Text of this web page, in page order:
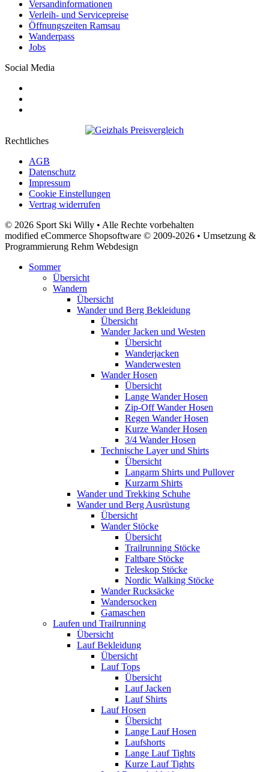
Versandinformationen
Verleih- und Servicepreise
Öffnungszeiten Ramsau
Wanderpass
Jobs
Social Media
Rechtliches
AGB
Datenschutz
Impressum
Cookie Einstellungen
Vertrag widerrufen
© 2026 Sport Ski Willy • Alle Rechte vorbehalten
modified eCommerce Shopsoftware © 2009-2026 • Umsetzung &
Programmierung Rehm Webdesign
Sommer
Übersicht
Wandern
Übersicht
Wander und Berg Bekleidung
Übersicht
Wander Jacken und Westen
Übersicht
Wanderjacken
Wanderwesten
Wander Hosen
Übersicht
Lange Wander Hosen
Zip-Off Wander Hosen
Regen Wander Hosen
Kurze Wander Hosen
3/4 Wander Hosen
Technische Layer und Shirts
Übersicht
Langarm Shirts und Pullover
Kurzarm Shirts
Wander und Trekking Schuhe
Wander und Berg Ausrüstung
Übersicht
Wander Stöcke
Übersicht
Trailrunning Stöcke
Faltbare Stöcke
Teleskop Stöcke
Nordic Walking Stöcke
Wander Rucksäcke
Wandersocken
Gamaschen
Laufen und Trailrunning
Übersicht
Lauf Bekleidung
Übersicht
Lauf Tops
Übersicht
Lauf Jacken
Lauf Shirts
Lauf Hosen
Übersicht
Lange Lauf Hosen
Laufshorts
Lange Lauf Tights
Kurze Lauf Tights